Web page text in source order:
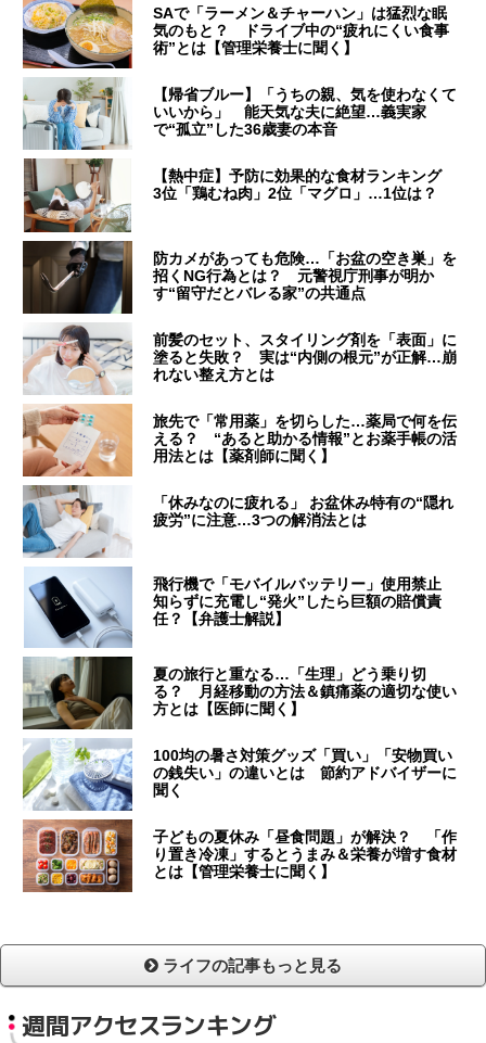
SAで「ラーメン＆チャーハン」は猛烈な眠
気のもと？ ドライブ中の“疲れにくい食事
術”とは【管理栄養士に聞く】
【帰省ブルー】「うちの親、気を使わなくて
いいから」 能天気な夫に絶望…義実家
で“孤立”した36歳妻の本音
【熱中症】予防に効果的な食材ランキング
3位「鶏むね肉」2位「マグロ」…1位は？
防カメがあっても危険…「お盆の空き巣」を
招くNG行為とは？ 元警視庁刑事が明か
す“留守だとバレる家”の共通点
前髪のセット、スタイリング剤を「表面」に
塗ると失敗？ 実は“内側の根元”が正解…崩
れない整え方とは
旅先で「常用薬」を切らした…薬局で何を伝
える？ “あると助かる情報”とお薬手帳の活
用法とは【薬剤師に聞く】
「休みなのに疲れる」 お盆休み特有の“隠れ
疲労”に注意…3つの解消法とは
飛行機で「モバイルバッテリー」使用禁止
知らずに充電し“発火”したら巨額の賠償責
任？【弁護士解説】
夏の旅行と重なる…「生理」どう乗り切
る？ 月経移動の方法＆鎮痛薬の適切な使い
方とは【医師に聞く】
100均の暑さ対策グッズ「買い」「安物買い
の銭失い」の違いとは 節約アドバイザーに
聞く
子どもの夏休み「昼食問題」が解決？ 「作
り置き冷凍」するとうまみ＆栄養が増す食材
とは【管理栄養士に聞く】
ライフの記事もっと見る
週間アクセスランキング